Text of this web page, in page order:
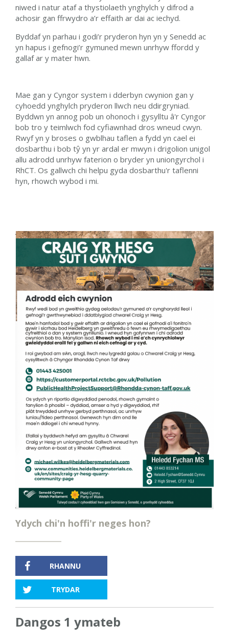
niwed i natur ataf a thystiolaeth ynghylch y difrod a
achosir gan ffrwydro a’r effaith ar dai ac iechyd.
Byddaf yn parhau i godi’r pryderon hyn yn y Senedd ac
yn hapus i gefnogi’r gymuned mewn unrhyw ffordd y
gallaf ar y mater hwn.
Mae gan y Cyngor system i dderbyn cwynion gan y
cyhoedd ynghylch pryderon llwch neu ddirgryniad.
Byddwn yn annog pob un ohonoch i gysylltu â'r Cyngor
bob tro y teimlwch fod cyfiawnhad dros wneud cwyn.
Rwyf yn y broses o gwblhau taflen a fydd yn cael ei
dosbarthu i bob tŷ yn yr ardal er mwyn i drigolion unigol
allu adrodd unrhyw faterion o bryder yn uniongyrchol i
RhCT. Os gallwch chi helpu gyda dosbarthu'r taflenni
hyn, rhowch wybod i mi.
Ydych chi'n hoffi'r neges hon?
RHANNU
TRYDAR
Dangos 1 ymateb